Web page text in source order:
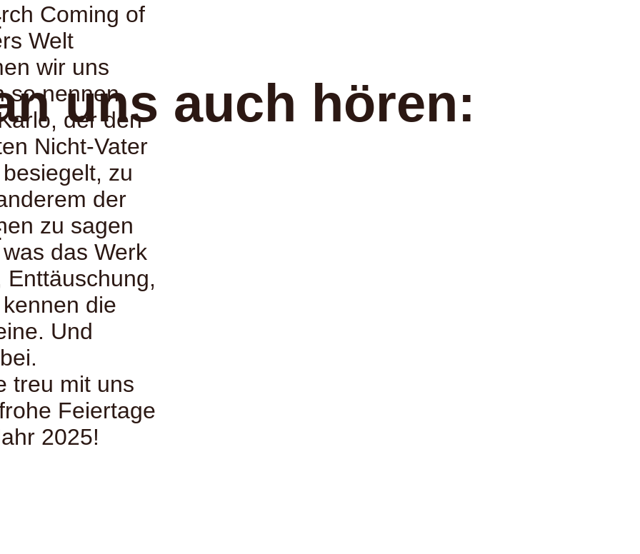
uns auch hören:
Coming of
Welt
wir uns
so nennen
der den
Nicht-Vater
zu
der
zu sagen
das Werk
die
Und
treu mit uns
Feiertage
2025!